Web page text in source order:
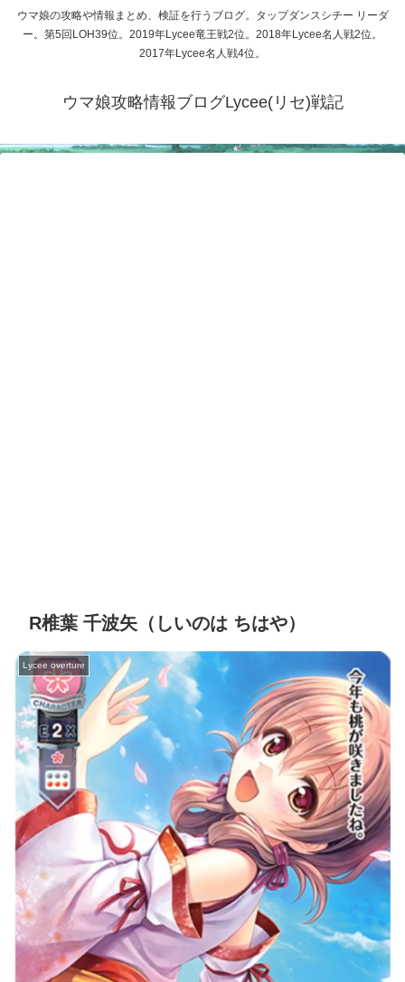
ウマ娘の攻略や情報まとめ、検証を行うブログ。タップダンスシチー リーダ
ー。第5回LOH39位。2019年Lycee竜王戦2位。2018年Lycee名人戦2位。
2017年Lycee名人戦4位。
ウマ娘攻略情報ブログLycee(リセ)戦記
R椎葉 千波矢（しいのは ちはや）
Lycee overture